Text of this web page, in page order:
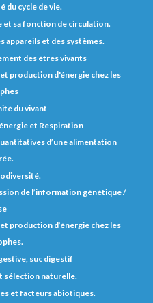
du cycle de vie.
et sa fonction de circulation.
appareils et des systèmes.
des êtres vivants
production d'énergie chez les
du vivant
et Respiration
d’une alimentation
de l’information génétique /
production d’énergie chez les
suc digestif
sélection naturelle.
et facteurs abiotiques.